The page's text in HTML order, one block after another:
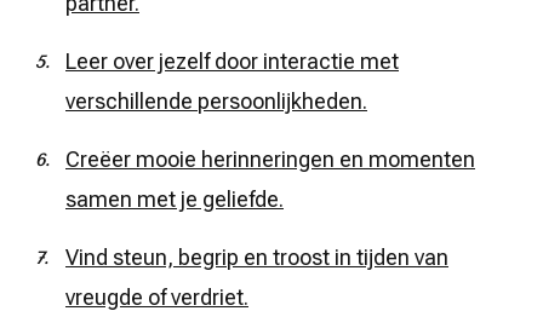
Leer over jezelf door interactie met
verschillende persoonlijkheden.
Creëer mooie herinneringen en momenten
samen met je geliefde.
Vind steun, begrip en troost in tijden van
vreugde of verdriet.